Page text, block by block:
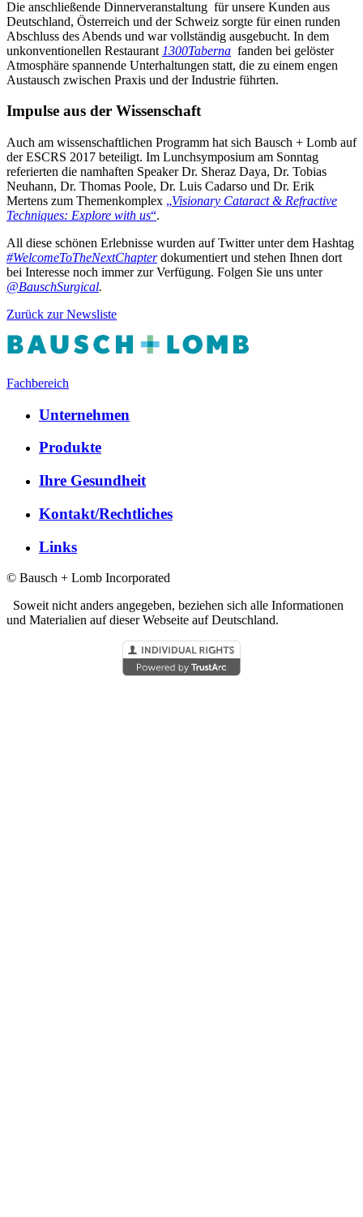
Die anschließende Dinnerveranstaltung für unsere Kunden aus
Deutschland, Österreich und der Schweiz sorgte für einen runden
Abschluss des Abends und war vollständig ausgebucht. In dem
unkonventionellen Restaurant 1300Taberna fanden bei gelöster
Atmosphäre spannende Unterhaltungen statt, die zu einem engen
Austausch zwischen Praxis und der Industrie führten.
Impulse aus der Wissenschaft
Auch am wissenschaftlichen Programm hat sich Bausch + Lomb auf
der ESCRS 2017 beteiligt. Im Lunchsymposium am Sonntag
referierten die namhaften Speaker Dr. Sheraz Daya, Dr. Tobias
Neuhann, Dr. Thomas Poole, Dr. Luis Cadarso und Dr. Erik
Mertens zum Themenkomplex „Visionary Cataract & Refractive
Techniques: Explore with us“.
All diese schönen Erlebnisse wurden auf Twitter unter dem Hashtag
#WelcomeToTheNextChapterdokumentiert und stehen Ihnen dort
bei Interesse noch immer zur Verfügung. Folgen Sie uns unter
@BauschSurgical.
Zurück zur Newsliste
Fachbereich
Unternehmen
Produkte
Ihre Gesundheit
Kontakt/Rechtliches
Links
© Bausch + Lomb Incorporated
Soweit nicht anders angegeben, beziehen sich alle Informationen
und Materialien auf dieser Webseite auf Deutschland.